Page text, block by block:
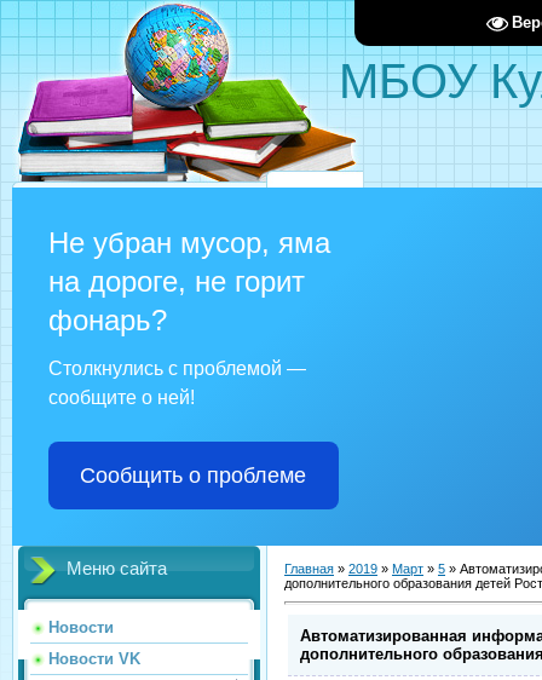
МБОУ
Не убран мусор, яма
на дороге, не горит
фонарь?
Столкнулись с проблемой —
сообщите о ней!
Сообщить о проблеме
Меню сайта
Новости
Новости VK
Главная » 2019 » Март » 5 »
дополнительного образования детей
Автоматизированная
дополнительного